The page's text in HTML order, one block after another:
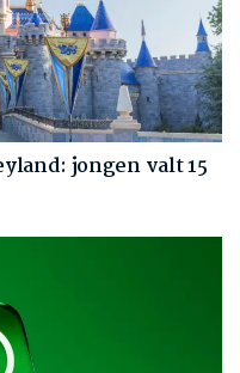
jongen valt 15